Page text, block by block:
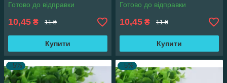
Готово до відправки
10,45 ₴ 11 ₴
Купити
Готово до відправки
10,45 ₴ 11 ₴
Купити
–5% –5%